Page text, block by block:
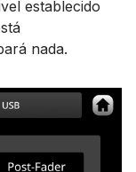
establecido
nada.